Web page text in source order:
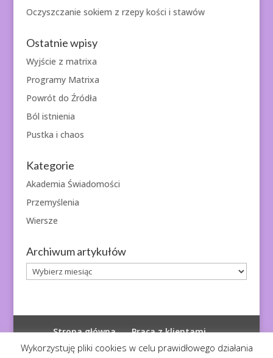
Oczyszczanie sokiem z rzepy kości i stawów
Ostatnie wpisy
Wyjście z matrixa
Programy Matrixa
Powrót do Źródła
Ból istnienia
Pustka i chaos
Kategorie
Akademia Świadomości
Przemyślenia
Wiersze
Archiwum artykułów
Archiwum
artykułów
Strona główna
Praca z klientami
Polityka prywatności
Wykorzystuję pliki cookies w celu prawidłowego działania